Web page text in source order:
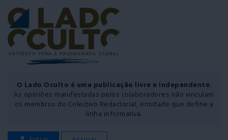
O Lado Oculto é uma publicação livre e independente.
As opiniões manifestadas pelos colaboradores não vinculam
os membros do Colectivo Redactorial, entidade que define a
linha informativa.